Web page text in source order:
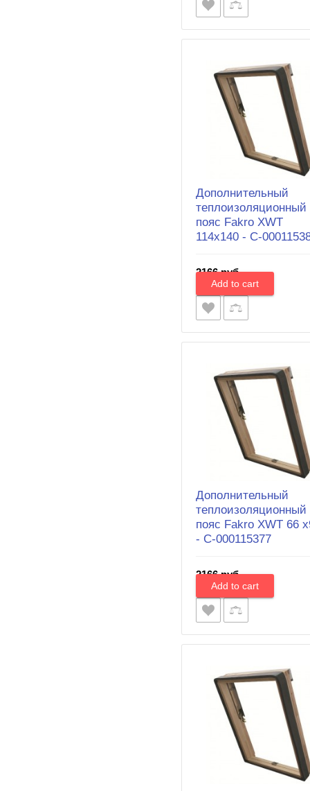
Дополнительный
теплоизоляционный
пояс Fakro XWT
114х140 - С-
2166 руб.
Дополнительный
теплоизоляционный
пояс Fakro XWT 66
- С-000115377
2166 руб.